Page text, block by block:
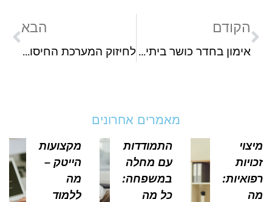
הקודם
אימון בחדר כושר ביתי דורש ציוד כושר איכותי
הבא
לחיזוק המערכת החיסונית: מה זה פרוביוטיקה?
מאמרים אחרונים
התמודדות
עם מחלה
במשפחה:
כל מה
מקצועות
הייטק –
ללמוד